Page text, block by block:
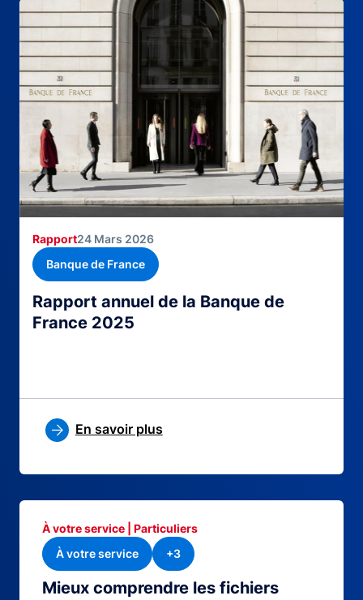
Rapport annuel de la Banque de
France 2025
Rapport24 Mars 2026
Banque de France
En savoir plus
Mieux comprendre les fichiers
À votre service | Particuliers
À votre service
+3